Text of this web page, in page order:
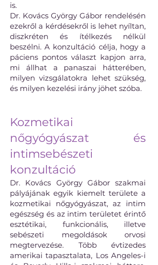
is.
Dr. Kovács György Gábor rendelésén
ezekről a kérdésekről is lehet nyíltan,
diszkréten és ítélkezés nélkül
beszélni. A konzultáció célja, hogy a
páciens pontos választ kapjon arra,
mi állhat a panaszai hátterében,
milyen vizsgálatokra lehet szükség,
és milyen kezelési irány jöhet szóba.
Kozmetikai
nőgyógyászat és
intimsebészeti
konzultáció
Dr. Kovács György Gábor szakmai
pályájának egyik kiemelt területe a
kozmetikai nőgyógyászat, az intim
egészség és az intim területet érintő
esztétikai, funkcionális, illetve
sebészeti megoldások orvosi
megtervezése. Több évtizedes
amerikai tapasztalata, Los Angeles-i